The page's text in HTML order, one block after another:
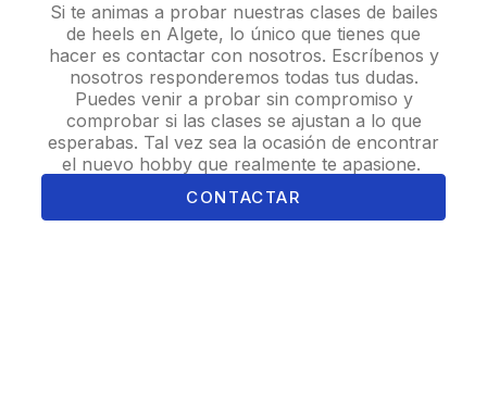
Si te animas a probar nuestras clases de bailes
de heels en Algete, lo único que tienes que
hacer es contactar con nosotros. Escríbenos y
nosotros responderemos todas tus dudas.
Puedes venir a probar sin compromiso y
comprobar si las clases se ajustan a lo que
esperabas. Tal vez sea la ocasión de encontrar
el nuevo hobby que realmente te apasione.
CONTACTAR